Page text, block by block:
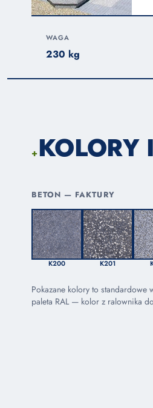
WAGA
230 kg
+KOLORY
BETON — FAKTURY
K200 K201
Pokazane kolory to standardowe
paleta RAL — kolor z ralownika